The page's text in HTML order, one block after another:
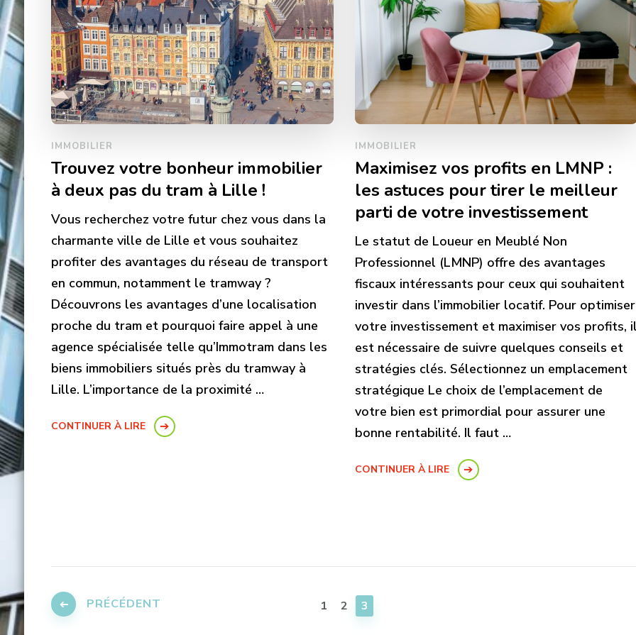
IMMOBILIER
Trouvez votre bonheur immobilier
à deux pas du tram à Lille !
Vous recherchez votre futur chez vous dans la
charmante ville de Lille et vous souhaitez
profiter des avantages du réseau de transport
en commun, notamment le tramway ?
Découvrons les avantages d’une localisation
proche du tram et pourquoi faire appel à une
agence spécialisée telle qu’Immotram dans les
biens immobiliers situés près du tramway à
Lille. L’importance de la proximité …
CONTINUER À LIRE
IMMOBILIER
Maximisez vos profits en LMNP :
les astuces pour tirer le meilleur
parti de votre investissement
Le statut de Loueur en Meublé Non
Professionnel (LMNP) offre des avantages
fiscaux intéressants pour ceux qui souhaitent
investir dans l’immobilier locatif. Pour optimiser
votre investissement et maximiser vos profits,
est nécessaire de suivre quelques conseils et
stratégies clés. Sélectionnez un emplacement
stratégique Le choix de l’emplacement de
votre bien est primordial pour assurer une
bonne rentabilité. Il faut …
CONTINUER À LIRE
desPRÉCÉDENT PAGE
1 PAGE
2 PAGE
3